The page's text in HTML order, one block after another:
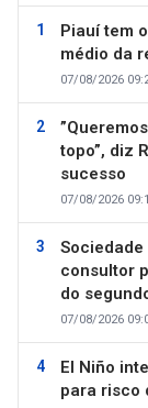
Piauí tem
médio da
07/08/2026
topo”, diz
sucesso
07/08/2026
consultor
do
07/08/2026
El Niño
para risco